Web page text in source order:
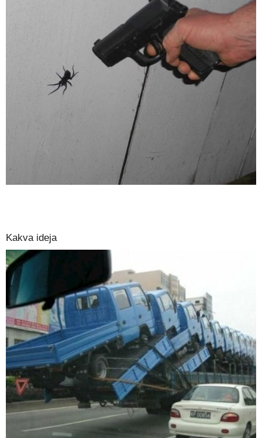
Kakva ideja